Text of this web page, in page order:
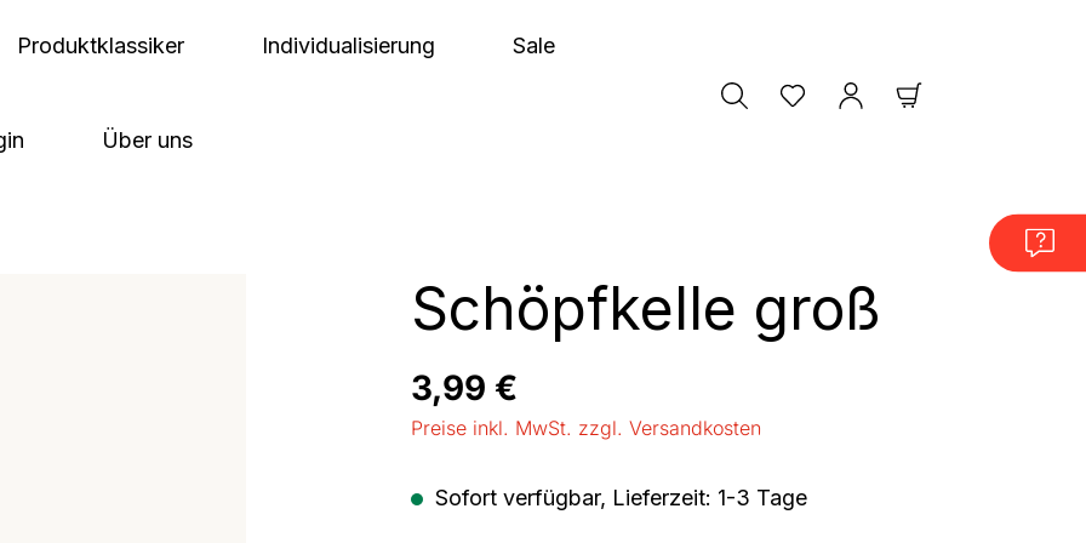
Produktklassiker Individualisierung Sale
Über uns
Schöpfkelle groß
Regulärer Preis:
3,99 €
Preise inkl. MwSt. zzgl. Versandkosten
Sofort verfügbar, Lieferzeit: 1-3 Tage